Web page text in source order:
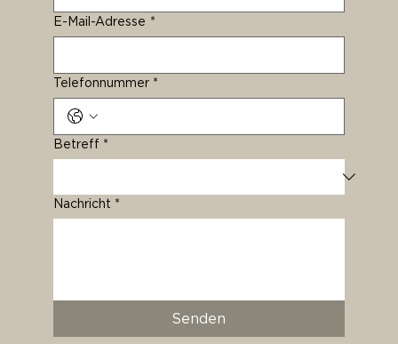
E-Mail-Adresse *
Telefonnummer *
Betreff *
Nachricht *
Senden